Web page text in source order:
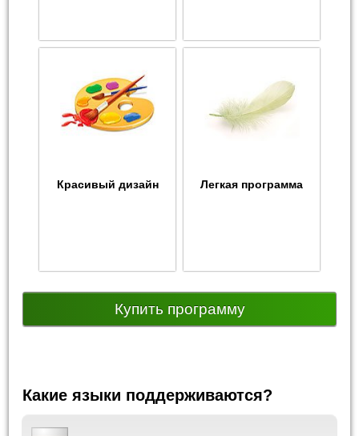
Красивый дизайн Легкая программа
Купить программу
Какие языки поддерживаются?